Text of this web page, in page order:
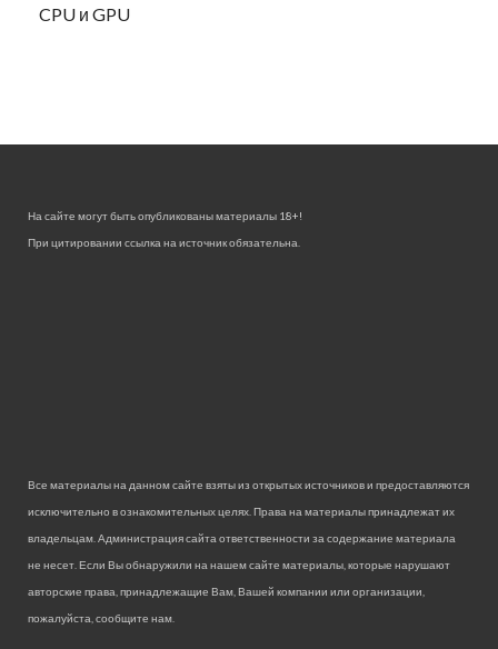
CPU и GPU
На сайте могут быть опубликованы материалы 18+!
При цитировании ссылка на источник обязательна.
Все материалы на данном сайте взяты из открытых источников и предоставляются
исключительно в ознакомительных целях. Права на материалы принадлежат их
владельцам. Администрация сайта ответственности за содержание материала
не несет. Если Вы обнаружили на нашем сайте материалы, которые нарушают
авторские права, принадлежащие Вам, Вашей компании или организации,
пожалуйста, сообщите нам.